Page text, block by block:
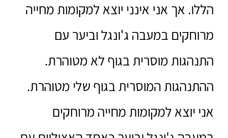
הללו. אך אני אינני יוצא למקומות מחייה
מרוחקים במעבה ג'ונגל וביער עם
התנהגות מוסרית בגוף לא מטוהרת.
ההתנהגות המוסרית בגוף שלי מטוהרת.
אני יוצא למקומות מחייה מרוחקים